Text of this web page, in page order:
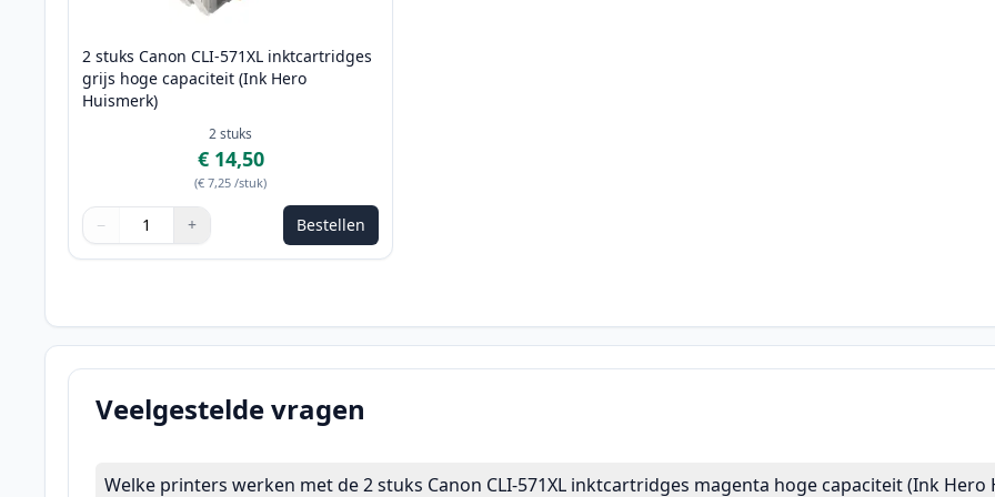
2 stuks Canon CLI-571XL inktcartridges
grijs hoge capaciteit (Ink Hero
Huismerk)
2stuks
€ 14,50
(€ 7,25 /stuk)
Aantal
Gebruik de knoppen om aan te passen
− +
Aantal 1 Bestellen
Veelgestelde vragen
Welke printers werken met de 2 stuks Canon CLI-571XL inktcartridges magenta hoge capaciteit (Ink Hero